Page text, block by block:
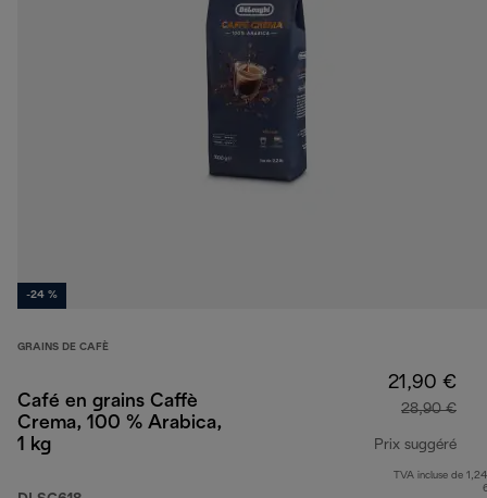
-24 %
GRAINS DE CAFÈ
Café en grains Caffè
Crema, 100 % Arabica,
1 kg
21,90 €
28,90 €
Prix suggéré
TVA incluse de